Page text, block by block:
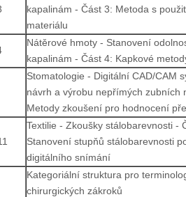
kapalinám - Část 3: Metoda s
materiálu
Nátěrové hmoty - Stanovení
kapalinám - Část 4: Kapkové
Stomatologie - Digitální CAD/CAM
návrh a výrobu nepřímých zubních
Metody zkoušení pro hodnocení
Textilie - Zkoušky stálobarevnosti -
Stanovení stupňů stálobarevnosti
digitálního snímání
Kategoriální struktura pro
chirurgických zákroků